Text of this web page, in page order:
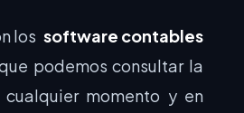
los software contables
podemos consultar la
cualquier momento y en